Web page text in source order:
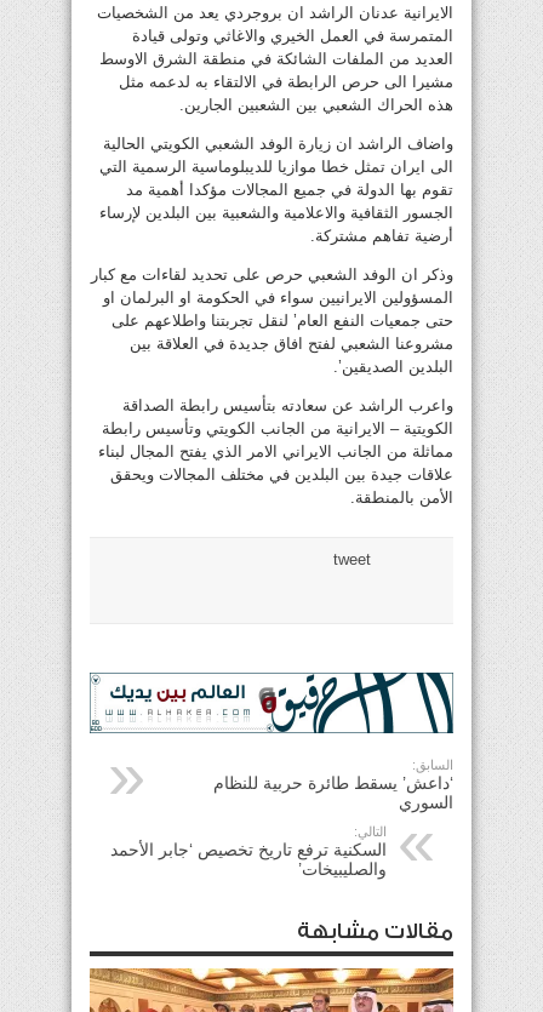
الايرانية عدنان الراشد ان بروجردي يعد من الشخصيات
المتمرسة في العمل الخيري والاغاثي وتولى قيادة
العديد من الملفات الشائكة في منطقة الشرق الاوسط
مشيرا الى حرص الرابطة في الالتقاء به لدعمه مثل
هذه الحراك الشعبي بين الشعبين الجارين.
واضاف الراشد ان زيارة الوفد الشعبي الكويتي الحالية
الى ايران تمثل خطا موازيا للديبلوماسية الرسمية التي
تقوم بها الدولة في جميع المجالات مؤكدا أهمية مد
الجسور الثقافية والاعلامية والشعبية بين البلدين لإرساء
أرضية تفاهم مشتركة.
وذكر ان الوفد الشعبي حرص على تحديد لقاءات مع كبار
المسؤولين الايرانيين سواء في الحكومة او البرلمان او
حتى جمعيات النفع العام’ لنقل تجربتنا واطلاعهم على
مشروعنا الشعبي لفتح افاق جديدة في العلاقة بين
البلدين الصديقين’.
واعرب الراشد عن سعادته بتأسيس رابطة الصداقة
الكويتية – الايرانية من الجانب الكويتي وتأسيس رابطة
مماثلة من الجانب الايراني الامر الذي يفتح المجال لبناء
علاقات جيدة بين البلدين في مختلف المجالات ويحقق
الأمن بالمنطقة.
tweet
السابق:
‘داعش’ يسقط طائرة حربية للنظام
السوري
التالي:
السكنية ترفع تاريخ تخصيص ‘جابر الأحمد
والصليبيخات’
مقالات مشابهة